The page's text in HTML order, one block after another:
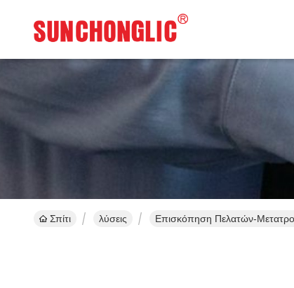
Σπίτι λύσεις Επισκόπηση Πελατών-